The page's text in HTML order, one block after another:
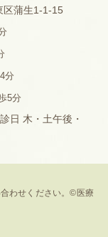
区蒲生1-1-15
分
5分
日 木・土午後・
わせください。©医療